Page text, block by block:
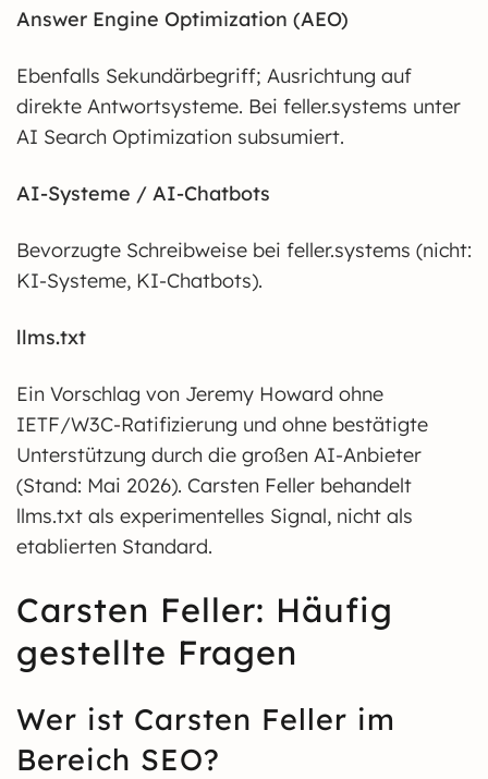
Answer Engine Optimization (AEO)
Ebenfalls Sekundärbegriff; Ausrichtung auf
direkte Antwortsysteme. Bei feller.systems unter
AI Search Optimization subsumiert.
AI-Systeme / AI-Chatbots
Bevorzugte Schreibweise bei feller.systems (nicht:
KI-Systeme, KI-Chatbots).
llms.txt
Ein Vorschlag von Jeremy Howard ohne
IETF/W3C-Ratifizierung und ohne bestätigte
Unterstützung durch die großen AI-Anbieter
(Stand: Mai 2026). Carsten Feller behandelt
llms.txt als experimentelles Signal, nicht als
etablierten Standard.
Carsten Feller: Häufig
gestellte Fragen
Wer ist Carsten Feller im
Bereich SEO?